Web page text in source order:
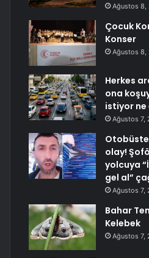
Ağustos 8,
Çocuk
Konser
Ağustos 8,
Herkes
ona
istiyor
Ağustos 7,
olay!
yolcuya
gel al”
Ağustos 7,
Bahar
Kelebek
Ağustos 7,